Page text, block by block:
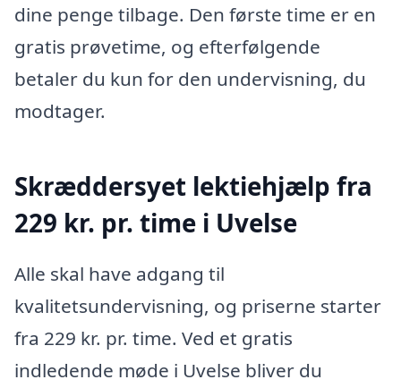
dine penge tilbage. Den første time er en
gratis prøvetime, og efterfølgende
betaler du kun for den undervisning, du
modtager.
Skræddersyet lektiehjælp fra
229 kr. pr. time i Uvelse
Alle skal have adgang til
kvalitetsundervisning, og priserne starter
fra 229 kr. pr. time. Ved et gratis
indledende møde i Uvelse bliver du